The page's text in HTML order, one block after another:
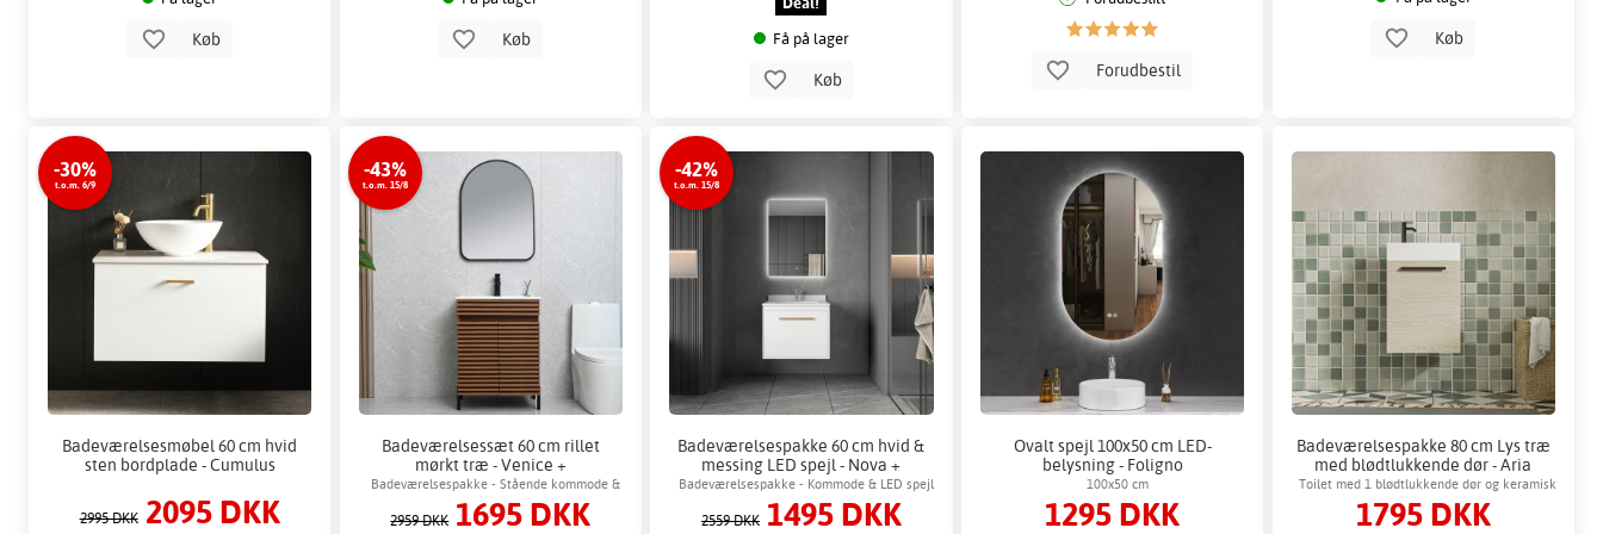
Køb Køb
Få på lager
Køb Forudbestil
Køb
-30%
t.o.m. 6/9
Badeværelsesmøbel 60 cm hvid
sten bordplade - Cumulus
2995 DKK 2095 DKK
-43%
t.o.m. 15/8
Badeværelsessæt 60 cm rillet
mørkt træ - Venice +
Toiletpapirholder
Badeværelsespakke - Stående kommode &
spejl med sort ramme
2959 DKK 1695 DKK
-42%
t.o.m. 15/8
Badeværelsespakke 60 cm hvid &
messing LED spejl - Nova +
Toiletpapirholder
Badeværelsespakke - Kommode & LED spejl
2559 DKK 1495 DKK
Ovalt spejl 100x50 cm LED-
belysning - Foligno
100x50 cm
1295 DKK
Badeværelsespakke 80 cm Lys træ
med blødtlukkende dør - Aria
Toilet med 1 blødtlukkende dør og keramisk
håndvask.
1795 DKK